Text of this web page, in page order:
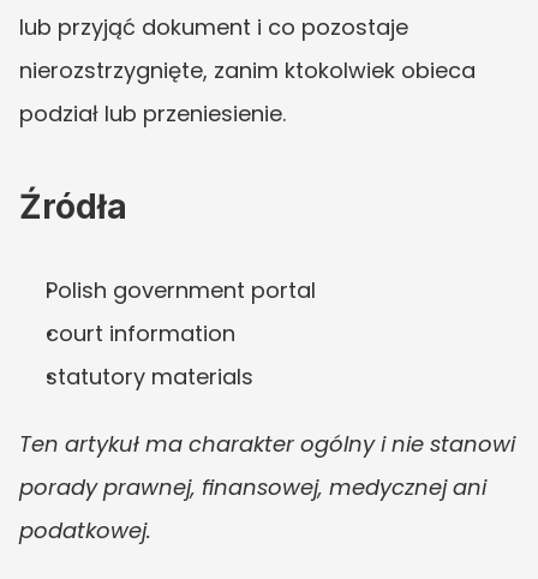
lub przyjąć dokument i co pozostaje
nierozstrzygnięte, zanim ktokolwiek obieca
podział lub przeniesienie.
Źródła
Polish government portal
court information
statutory materials
Ten artykuł ma charakter ogólny i nie stanowi
porady prawnej, finansowej, medycznej ani
podatkowej.